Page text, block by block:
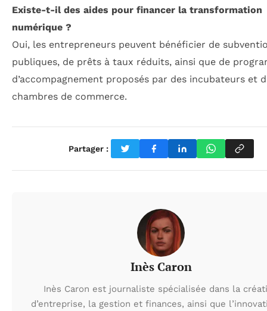
Existe-t-il des aides pour financer la transformation
numérique ?
Oui, les entrepreneurs peuvent bénéficier de
publiques, de prêts à taux réduits, ainsi que de
d’accompagnement proposés par des incubateurs et
chambres de commerce.
Partager :
Inès Caron
Inès Caron est journaliste spécialisée dans la
d’entreprise, la gestion et finances, ainsi que